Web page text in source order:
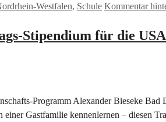
Westfalen, Schule Kommentar
Stipendium für die USA
Programm Alexander Bieseke
Gastfamilie kennenlernen – diesen